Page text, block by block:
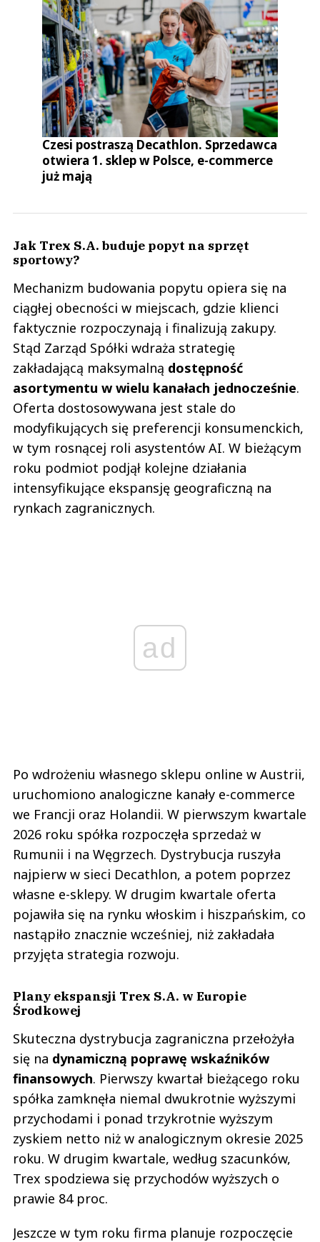
Czesi postraszą Decathlon. Sprzedawca
otwiera 1. sklep w Polsce, e-commerce
już mają
Jak Trex S.A. buduje popyt na sprzęt
sportowy?
Mechanizm budowania popytu opiera się na
ciągłej obecności w miejscach, gdzie klienci
faktycznie rozpoczynają i finalizują zakupy.
Stąd Zarząd Spółki wdraża strategię
zakładającą maksymalną dostępność
asortymentu w wielu kanałach jednocześnie.
Oferta dostosowywana jest stale do
modyfikujących się preferencji konsumenckich,
w tym rosnącej roli asystentów AI. W bieżącym
roku podmiot podjął kolejne działania
intensyfikujące ekspansję geograficzną na
rynkach zagranicznych.
ad
Po wdrożeniu własnego sklepu online w Austrii,
uruchomiono analogiczne kanały e-commerce
we Francji oraz Holandii. W pierwszym kwartale
2026 roku spółka rozpoczęła sprzedaż w
Rumunii i na Węgrzech. Dystrybucja ruszyła
najpierw w sieci Decathlon, a potem poprzez
własne e-sklepy. W drugim kwartale oferta
pojawiła się na rynku włoskim i hiszpańskim, co
nastąpiło znacznie wcześniej, niż zakładała
przyjęta strategia rozwoju.
Plany ekspansji Trex S.A. w Europie
Środkowej
Skuteczna dystrybucja zagraniczna przełożyła
się na dynamiczną poprawę wskaźników
finansowych. Pierwszy kwartał bieżącego roku
spółka zamknęła niemal dwukrotnie wyższymi
przychodami i ponad trzykrotnie wyższym
zyskiem netto niż w analogicznym okresie 2025
roku. W drugim kwartale, według szacunków,
Trex spodziewa się przychodów wyższych o
prawie 84 proc.
Jeszcze w tym roku firma planuje rozpoczęcie